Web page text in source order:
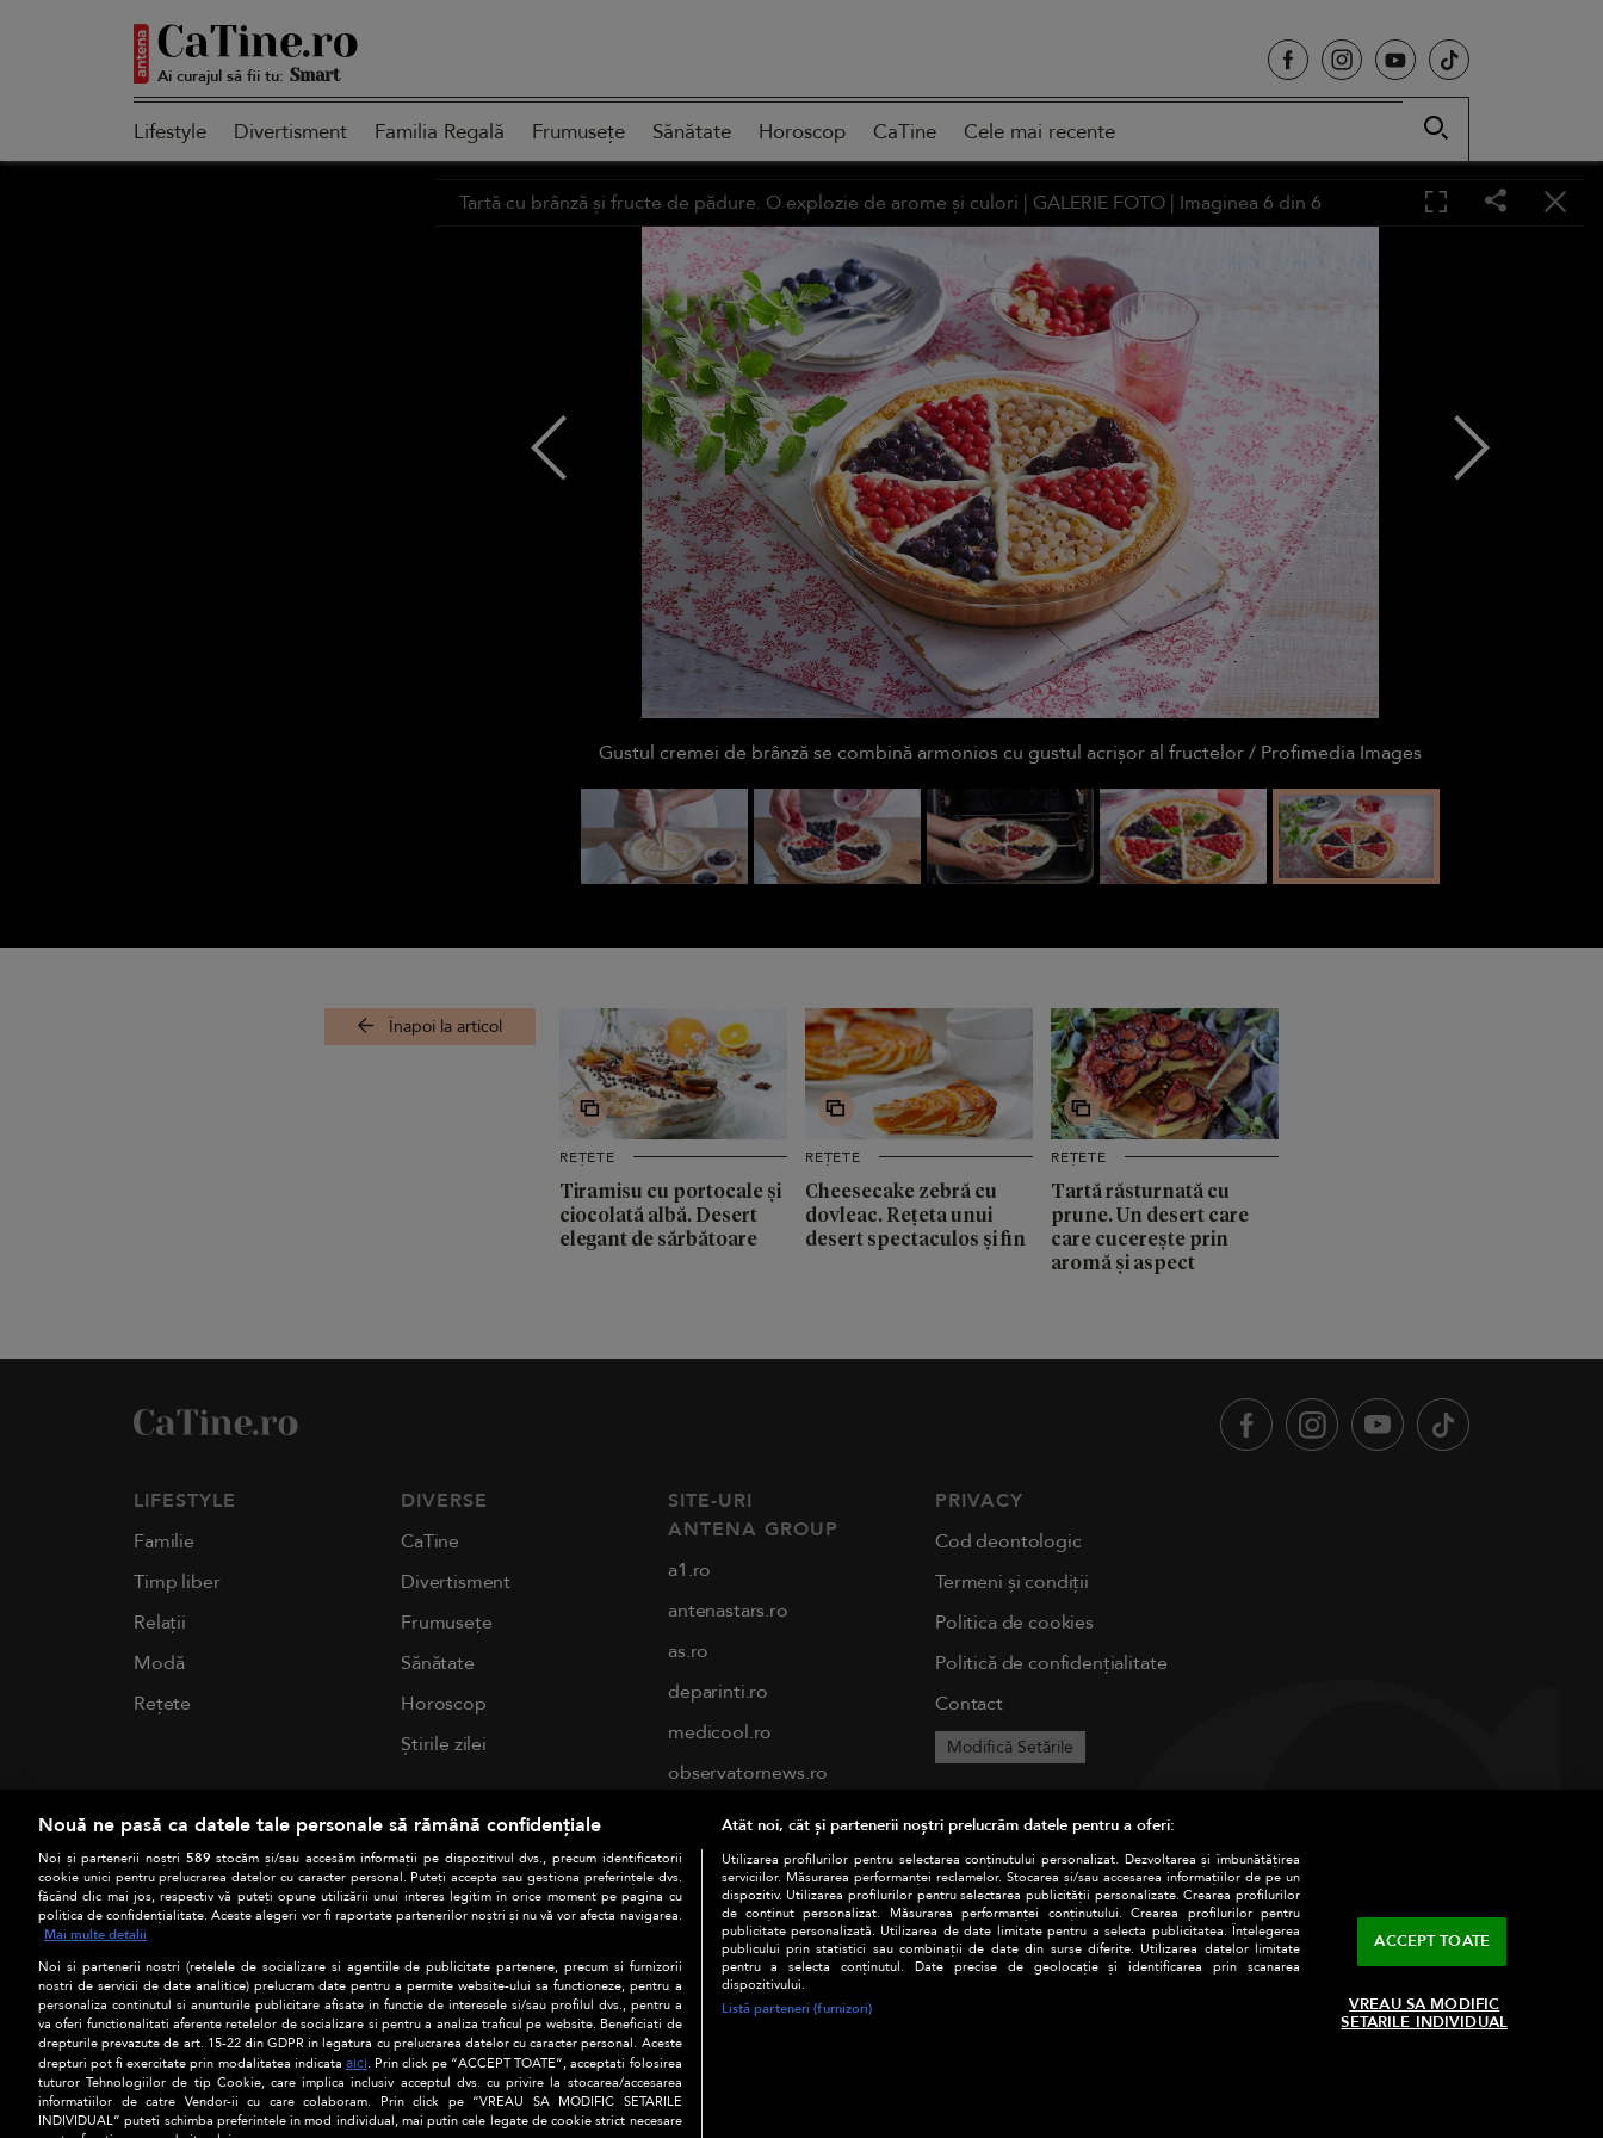
Ai curajul să fii tu: Smart
Lifestyle Divertisment Familia Regală Frumusețe Sănătate Horoscop CaTine Cele mai recente
Tartă cu brânză și fructe de pădure. O explozie de arome și culori | GALERIE FOTO | Imaginea 6 din 6
Gustul cremei de brânză se combină armonios cu gustul acrișor al fructelor / Profimedia Images
Înapoi la articol
REȚETE
Tiramisu cu portocale și
ciocolată albă. Desert
elegant de sărbătoare
REȚETE
Cheesecake zebră cu
dovleac. Rețeta unui
desert spectaculos și fin
REȚETE
Tartă răsturnată cu
prune. Un desert care
care cucerește prin
aromă și aspect
LIFESTYLE
Familie
Timp liber
Relații
Modă
Rețete
DIVERSE
CaTine
Divertisment
Frumusețe
Sănătate
Horoscop
Știrile zilei
SITE-URI
ANTENA GROUP
a1.ro
antenastars.ro
as.ro
deparinti.ro
medicool.ro
observatornews.ro
spynews.ro
tvhappy.ro
useit.ro
chefi.ro
zutv.ro
Trends AntenaPLAY
AntenaPLAY
PRIVACY
Cod deontologic
Termeni și condiții
Politica de cookies
Politică de confidențialitate
Contact
Modifică Setările
© 2022 CaTine.ro
Nouă ne pasă ca datele tale personale să rămână confidențiale
Noi și partenerii noștri 589 stocăm și/sau accesăm informații pe dispozitivul dvs., precum identificatorii
cookie unici pentru prelucrarea datelor cu caracter personal. Puteți accepta sau gestiona preferințele dvs.
făcând clic mai jos, respectiv vă puteți opune utilizării unui interes legitim în orice moment pe pagina cu
politica de confidențialitate. Aceste alegeri vor fi raportate partenerilor noștri și nu vă vor afecta navigarea.
Mai multe detalii
Noi si partenerii nostri (retelele de socializare si agentiile de publicitate partenere, precum si furnizorii
nostri de servicii de date analitice) prelucram date pentru a permite website-ului sa functioneze, pentru a
personaliza continutul si anunturile publicitare afisate in functie de interesele si/sau profilul dvs., pentru a
va oferi functionalitati aferente retelelor de socializare si pentru a analiza traficul pe website. Beneficiati de
drepturile prevazute de art. 15-22 din GDPR in legatura cu prelucrarea datelor cu caracter personal. Aceste
drepturi pot fi exercitate prin modalitatea indicata aici. Prin click pe “ACCEPT TOATE”, acceptati folosirea
tuturor Tehnologiilor de tip Cookie, care implica inclusiv acceptul dvs. cu privire la stocarea/accesarea
informatiilor de catre Vendor-ii cu care colaboram. Prin click pe “VREAU SA MODIFIC SETARILE
INDIVIDUAL” puteti schimba preferintele in mod individual, mai putin cele legate de cookie strict necesare
Atât noi, cât și partenerii noștri prelucrăm datele pentru a oferi:
Utilizarea profilurilor pentru selectarea conținutului personalizat. Dezvoltarea și îmbunătățirea
serviciilor. Măsurarea performanței reclamelor. Stocarea și/sau accesarea informațiilor de pe un
dispozitiv. Utilizarea profilurilor pentru selectarea publicității personalizate. Crearea profilurilor
de conținut personalizat. Măsurarea performanței conținutului. Crearea profilurilor pentru
publicitate personalizată. Utilizarea de date limitate pentru a selecta publicitatea. Înțelegerea
publicului prin statistici sau combinații de date din surse diferite. Utilizarea datelor limitate
pentru a selecta conținutul. Date precise de geolocație și identificarea prin scanarea
dispozitivului.
Listă parteneri (furnizori)
ACCEPT TOATE
VREAU SA MODIFIC
SETARILE INDIVIDUAL